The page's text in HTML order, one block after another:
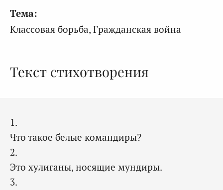
Тема:
Классовая борьба, Гражданская война
Текст стихотворения
1.
Что такое белые командиры?
2.
Это хулиганы, носящие мундиры.
3.